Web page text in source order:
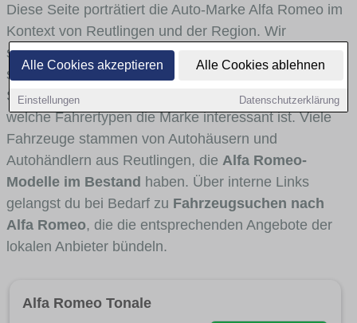
Alle Cookies akzeptieren Alle Cookies ablehnen
Einstellungen Datenschutzerklärung
Diese Seite porträtiert die Auto-Marke Alfa Romeo im
Kontext von Reutlingen und der Region. Wir
skizzieren, in welchen Fahrzeugklassen Alfa Romeo
stark vertreten ist, welche Modellreihen häufig im
Stadt- und Umlandverkehr zu sehen sind und für
welche Fahrertypen die Marke interessant ist. Viele
Fahrzeuge stammen von Autohäusern und
Autohändlern aus Reutlingen, die Alfa Romeo-
Modelle im Bestand haben. Über interne Links
gelangst du bei Bedarf zu Fahrzeugsuchen nach
Alfa Romeo, die die entsprechenden Angebote der
lokalen Anbieter bündeln.
Alfa Romeo Tonale